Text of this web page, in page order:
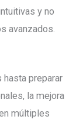
y no
avanzados.
preparar
la mejora
múltiples